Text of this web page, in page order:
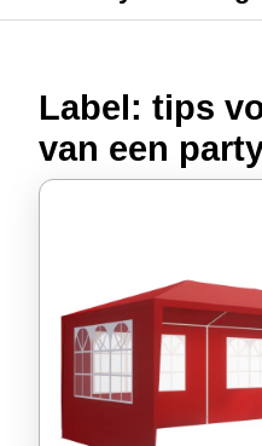
Label: tips
van een